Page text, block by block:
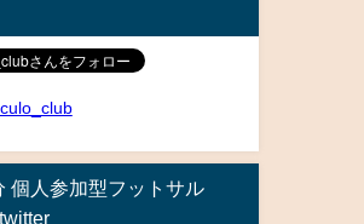
個人参加型フットサル